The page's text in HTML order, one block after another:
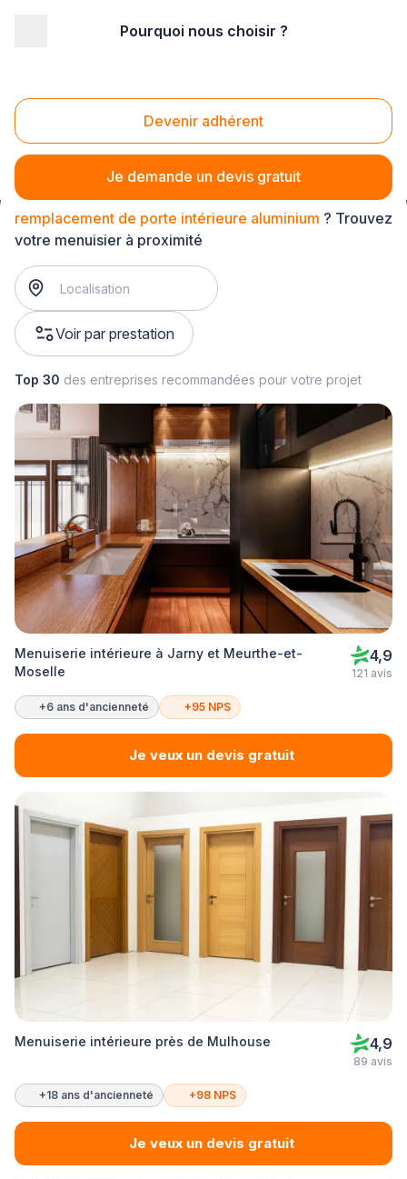
Pourquoi nous choisir ?
Devenir adhérent
Je demande un devis gratuit
Remplacement de porte intérieure aluminium
remplacement de porte intérieure aluminium ? Trouvez
votre menuisier à proximité
Voir par prestation
Top 30 des entreprises recommandées pour votre projet
Menuiserie intérieure à Jarny et Meurthe-et-
Moselle
4,9
121 avis
+6 ans d'ancienneté +95 NPS
Je veux un devis gratuit
Menuiserie intérieure près de Mulhouse 4,9
89 avis
+18 ans d'ancienneté +98 NPS
Je veux un devis gratuit